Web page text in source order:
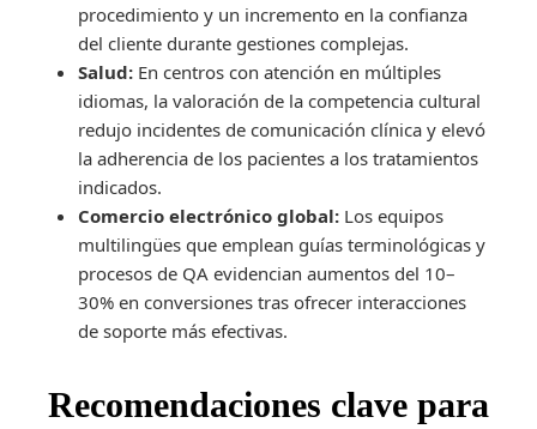
procedimiento y un incremento en la confianza
del cliente durante gestiones complejas.
Salud: En centros con atención en múltiples
idiomas, la valoración de la competencia cultural
redujo incidentes de comunicación clínica y elevó
la adherencia de los pacientes a los tratamientos
indicados.
Comercio electrónico global: Los equipos
multilingües que emplean guías terminológicas y
procesos de QA evidencian aumentos del 10–
30% en conversiones tras ofrecer interacciones
de soporte más efectivas.
Recomendaciones clave para